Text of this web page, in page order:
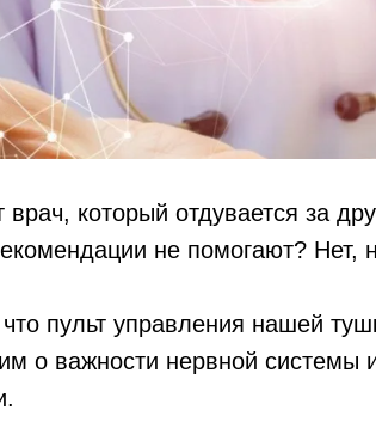
врач, который отдувается за
не помогают? Нет,
пульт управления нашей
о важности нервной системы